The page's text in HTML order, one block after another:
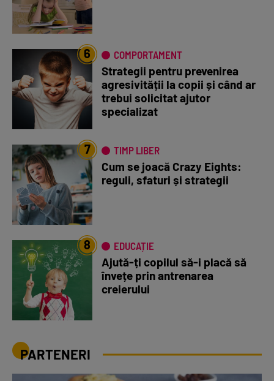
6 COMPORTAMENT
Strategii pentru prevenirea
agresivității la copii și când ar
trebui solicitat ajutor
specializat
7 TIMP LIBER
Cum se joacă Crazy Eights:
reguli, sfaturi și strategii
8 EDUCAȚIE
Ajută-ți copilul să-i placă să
învețe prin antrenarea
creierului
PARTENERI